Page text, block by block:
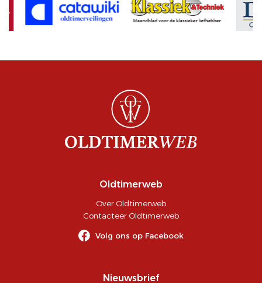
Oldtimerweb
Over Oldtimerweb
Contacteer Oldtimerweb
Volg ons op Facebook
Nieuwsbrief